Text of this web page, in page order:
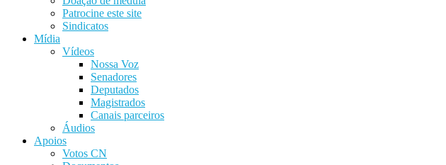
Patrocine este site
Sindicatos
Mídia
Vídeos
Nossa Voz
Senadores
Deputados
Magistrados
Canais parceiros
Áudios
Apoios
Votos CN